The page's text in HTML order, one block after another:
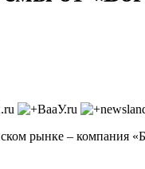
рынке – компания